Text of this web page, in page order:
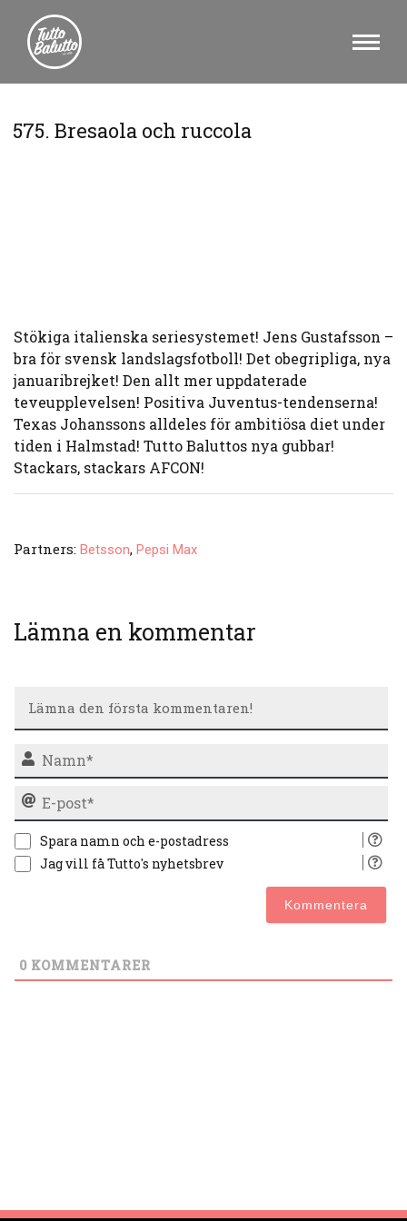
575. Bresaola och ruccola
Stökiga italienska seriesystemet! Jens Gustafsson –
bra för svensk landslagsfotboll! Det obegripliga, nya
januaribrejket! Den allt mer uppdaterade
teveupplevelsen! Positiva Juventus-tendenserna!
Texas Johanssons alldeles för ambitiösa diet under
tiden i Halmstad! Tutto Baluttos nya gubbar!
Stackars, stackars AFCON!
Partners: Betsson, Pepsi Max
Lämna en kommentar
Spara namn och e-postadress
Jag vill få Tutto's nyhetsbrev
0 KOMMENTARER